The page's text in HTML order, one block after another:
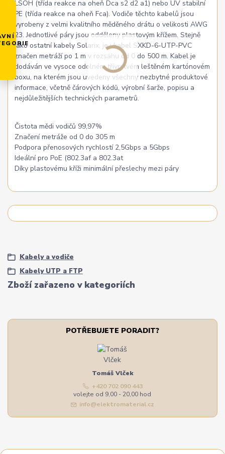
LSOH (třída reakce na oheň Dca s2 d2 a1) nebo UV stabilní
PE (třída reakce na oheň Fca). Vodiče těchto kabelů jsou
vyrobeny z velmi kvalitního měděného drátu o velikosti AWG
23. Jednotlivé páry jsou odděleny plastovým křížem. Stejně
jako ostatní kabely Solarix, je i kabel SXKD-6-UTP-PVC
značen metráží po 1 m v rozsahu od 0 do 500 m. Kabel je
dodáván ve vysoce odolném třívrstvém leštěném kartónovém
boxu, na kterém jsou uvedeny všechny nezbytné produktové
informace, včetně čárových kódů, výrobní šarže, popisu a
nejdůležitějších technických parametrů.
Čistota mědi vodičů 99,97%
Značení metráže od 0 do 305 m
Podpora přenosových rychlostí 2,5Gbps a 5Gbps
Ideální pro PoE (802.3af a 802.3at
Díky plastovému kříži minimální přeslechy mezi páry
Zboží zařazeno v kategoriích
Kabely a vodiče
Kabely UTP a FTP
POTŘEBUJETE PORADIT?
Tomáš Vlček
+420 702 090 443
volejte od 9,00 - 20,00 hod
info@elektromaterial.cz